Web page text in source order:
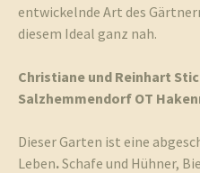
entwickelnde Art des
diesem Ideal ganz nah.
Christiane und Reinhart
Salzhemmendorf OT
Dieser Garten ist eine
Leben.Schafe und Hühner,